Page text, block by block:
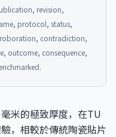
revision,
protocol, status,
contradiction,
outcome, consequence,
米的極致厚度，在TU
，相較於傳統陶瓷貼片